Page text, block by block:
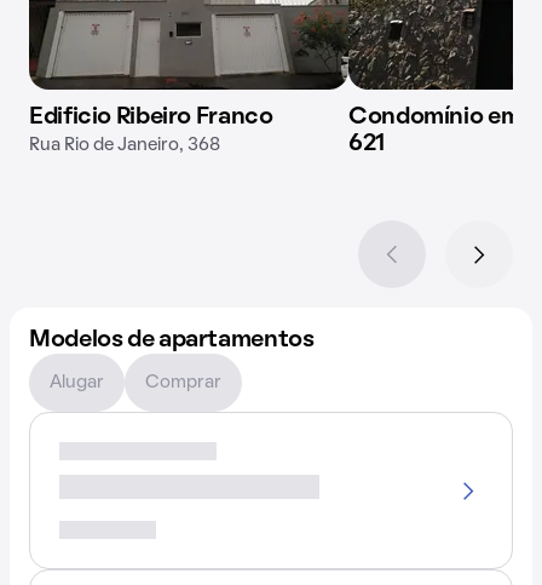
Edificio Ribeiro Franco
Rua Rio de Janeiro, 368
Condomínio em
621
Modelos de apartamentos
Alugar Comprar